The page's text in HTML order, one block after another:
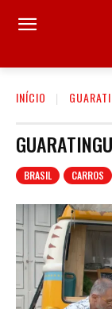
INÍCIO
BRASIL CARROS